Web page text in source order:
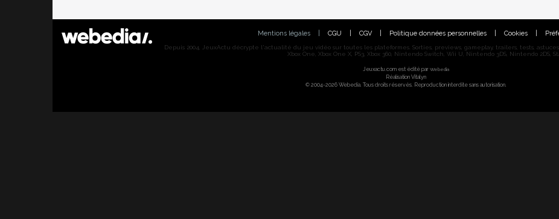
Mentions légales CGU CGV Politique données personnelles Cookies
Depuis 2004, JeuxActu décrypte l'actualité du jeu vidéo sur toutes les plateformes. Sorties, previews, gameplay, trailers, tests, astuces
Xbox One, Xbox One X, PS3, Xbox 360, Nintendo Switch, Wii U, Nintendo 3DS, Nintendo 2DS,
Jeuxactu.com est édité par Webedia
Réalisation Vitalyn
© 2004-2026 Webedia. Tous droits réservés. Reproduction interdite sans autorisation.